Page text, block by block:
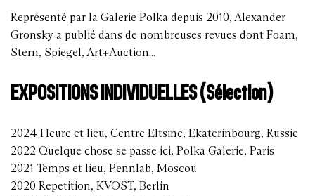
Représenté par la Galerie Polka depuis 2010, Alexander
Gronsky a publié dans de nombreuses revues dont Foam,
Stern, Spiegel, Art+Auction...
EXPOSITIONS INDIVIDUELLES (Sélection)
2024 Heure et lieu, Centre Eltsine, Ekaterinbourg, Russie
2022 Quelque chose se passe ici, Polka Galerie, Paris
2021 Temps et lieu, Pennlab, Moscou
2020 Repetition, KVOST, Berlin